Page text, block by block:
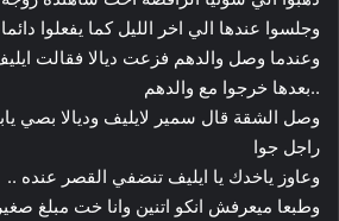
وجلسوا عندها الي اخر الليل كما يفعلوا
وعندما وصل والدهم فزعت ديالا فقالت
..بعدها خرجوا مع والدهم
وصل الشقة قال سمير لايليف وديالا بصي
راجل جوا
وعاوز ياخدك يا ايليف تنضفي القصر عنده ..
وطبعا ميعرفش انكو اتنين وانا خت مبلغ